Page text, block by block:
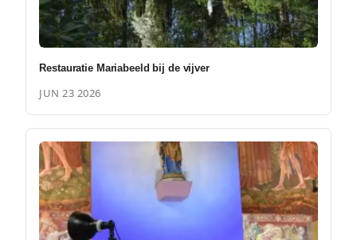
Restauratie Mariabeeld bij de vijver
JUN 23 2026